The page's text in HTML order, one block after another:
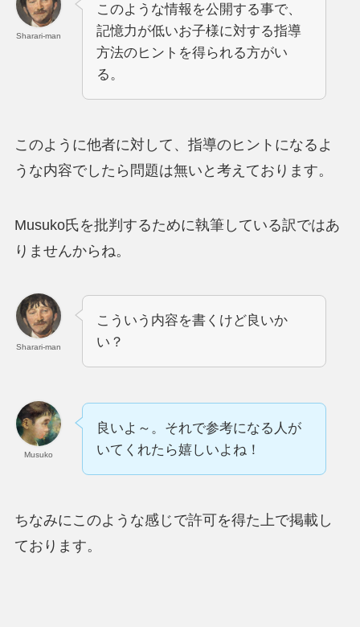
Sharari-man
このような情報を公開する事で、
記憶力が低いお子様に対する指導
方法のヒントを得られる方がい
る。
このように他者に対して、指導のヒントになるよ
うな内容でしたら問題は無いと考えております。
Musuko氏を批判するために執筆している訳ではあ
りませんからね。
Sharari-man
こういう内容を書くけど良いか
い？
Musuko
良いよ～。それで参考になる人が
いてくれたら嬉しいよね！
ちなみにこのような感じで許可を得た上で掲載し
ております。